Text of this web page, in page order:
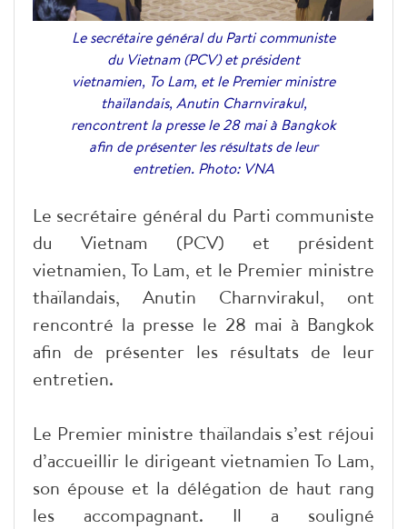
Le secrétaire général du Parti communiste
du Vietnam (PCV) et président
vietnamien, To Lam, et le Premier ministre
thaïlandais, Anutin Charnvirakul,
rencontrent la presse le 28 mai à Bangkok
afin de présenter les résultats de leur
entretien. Photo: VNA
Le secrétaire général du Parti communiste
du Vietnam (PCV) et président
vietnamien, To Lam, et le Premier ministre
thaïlandais, Anutin Charnvirakul, ont
rencontré la presse le 28 mai à Bangkok
afin de présenter les résultats de leur
entretien.
Le Premier ministre thaïlandais s’est réjoui
d’accueillir le dirigeant vietnamien To Lam,
son épouse et la délégation de haut rang
les accompagnant. Il a souligné